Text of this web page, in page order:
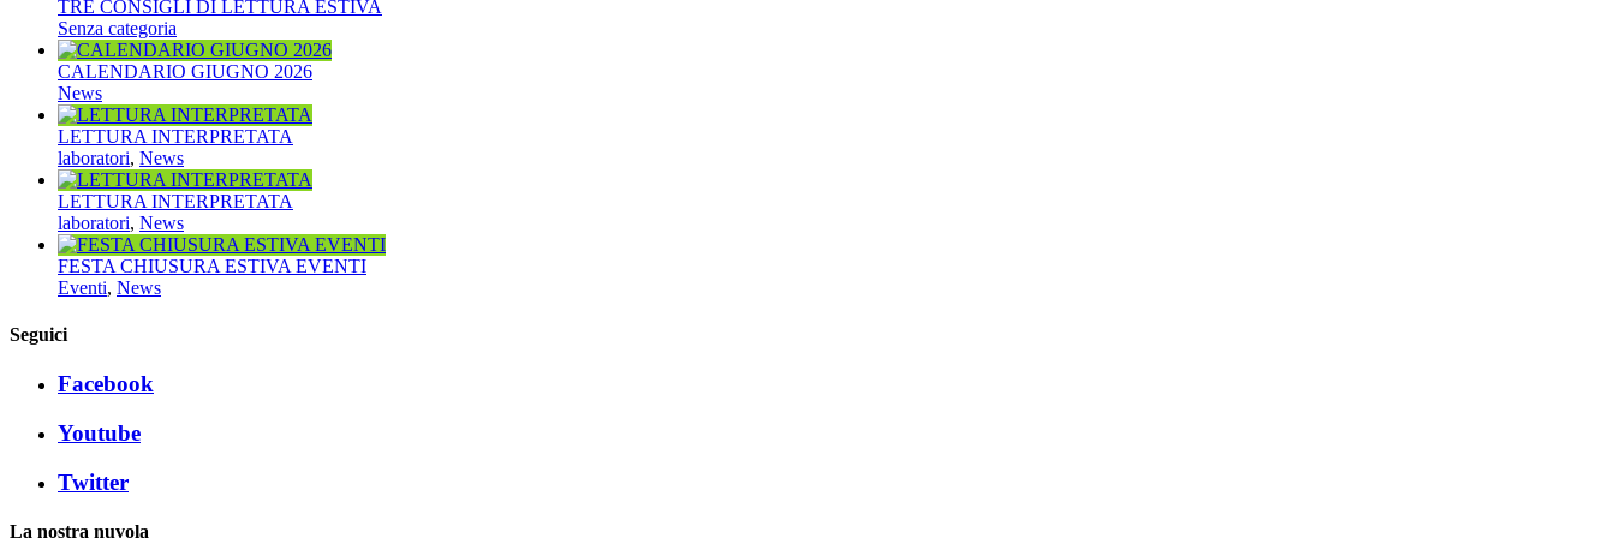
TRE CONSIGLI DI LETTURA ESTIVA
Senza categoria
CALENDARIO GIUGNO 2026
News
LETTURA INTERPRETATA
laboratori, News
LETTURA INTERPRETATA
laboratori, News
FESTA CHIUSURA ESTIVA EVENTI
Eventi, News
Seguici
Facebook
Youtube
Twitter
La nostra nuvola